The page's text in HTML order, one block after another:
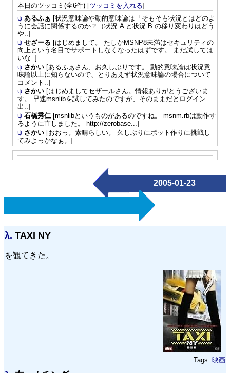
本日のツッコミ(全6件) [ツッコミを入れる]
ψ あるふぁ [状況意味論や動的意味論は「そもそも状況とはどのよ
うに会話に関係するのか？（状況 A と状況 B の移り変わりはどう
や..]
ψ せざーる [はじめまして。 たしかMSNP8未満はセキュリティの
向上という名目でサポートしなくなったはずです。 まだ試しては
いな..]
ψ さかい[あるふぁさん、お久しぶりです。 動的意味論は状況意
味論以上に知らないので、とりあえず状況意味論の場合について
コメント..]
ψ さかい[はじめましてセザールさん。情報ありがとうございま
す。 早速msnlibを試してみたのですが、そのままだとログイン
出..]
ψ 石橋秀仁[msnlibというものがあるのですね。 msnm.rbは動作す
るように直しました。 http://zerobase...]
ψ さかい[おおっ。素晴らしい。 久しぶりにボット作りに挑戦し
てみよっかなぁ。]
2005-01-23
λ. TAXI NY
を観てきた。
Tags: 映画